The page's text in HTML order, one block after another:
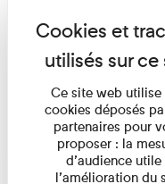
Philippe
l'histoire
Lecture
Philippe Artières —
l’auteur accompagné
Ce site web utilise
cookies déposés
partenaires pour
proposer : la
d’audience utile
l’amélioration du